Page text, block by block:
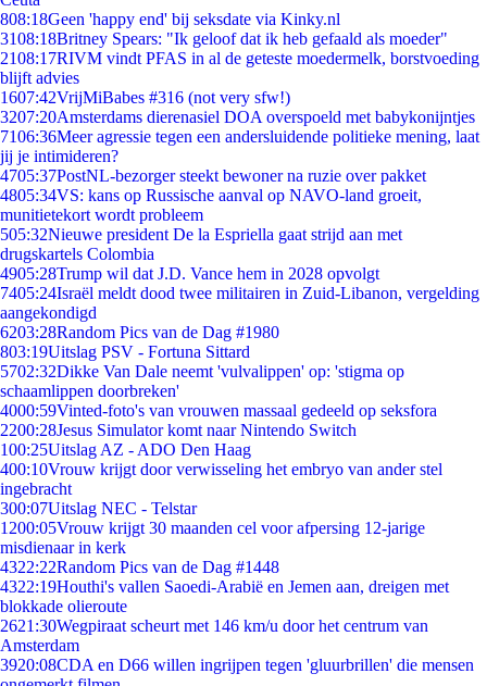
808:18Geen 'happy end' bij seksdate via Kinky.nl
3108:18Britney Spears: "Ik geloof dat ik heb gefaald als moeder"
2108:17RIVM vindt PFAS in al de geteste moedermelk, borstvoeding
blijft advies
1607:42VrijMiBabes #316 (not very sfw!)
3207:20Amsterdams dierenasiel DOA overspoeld met babykonijntjes
7106:36Meer agressie tegen een andersluidende politieke mening, laat
jij je intimideren?
4705:37PostNL-bezorger steekt bewoner na ruzie over pakket
4805:34VS: kans op Russische aanval op NAVO-land groeit,
munitietekort wordt probleem
505:32Nieuwe president De la Espriella gaat strijd aan met
drugskartels Colombia
4905:28Trump wil dat J.D. Vance hem in 2028 opvolgt
7405:24Israël meldt dood twee militairen in Zuid-Libanon, vergelding
aangekondigd
6203:28Random Pics van de Dag #1980
803:19Uitslag PSV - Fortuna Sittard
5702:32Dikke Van Dale neemt 'vulvalippen' op: 'stigma op
schaamlippen doorbreken'
4000:59Vinted-foto's van vrouwen massaal gedeeld op seksfora
2200:28Jesus Simulator komt naar Nintendo Switch
100:25Uitslag AZ - ADO Den Haag
400:10Vrouw krijgt door verwisseling het embryo van ander stel
ingebracht
300:07Uitslag NEC - Telstar
1200:05Vrouw krijgt 30 maanden cel voor afpersing 12-jarige
misdienaar in kerk
4322:22Random Pics van de Dag #1448
4322:19Houthi's vallen Saoedi-Arabië en Jemen aan, dreigen met
blokkade olieroute
2621:30Wegpiraat scheurt met 146 km/u door het centrum van
Amsterdam
3920:08CDA en D66 willen ingrijpen tegen 'gluurbrillen' die mensen